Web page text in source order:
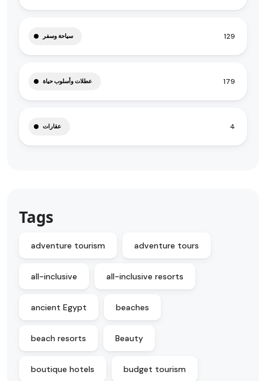
سياحة وسفر 129
عطلات وأسلوب حياة 179
عقارات 4
Tags
adventure tourism adventure tours
all-inclusive all-inclusive resorts
ancient Egypt beaches
beach resorts Beauty
boutique hotels budget tourism